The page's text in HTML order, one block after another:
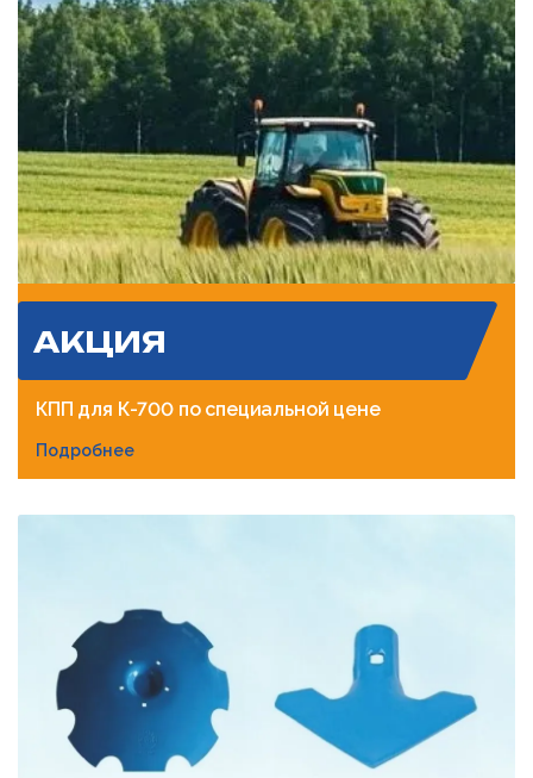
АКЦИЯ
КПП для К-700 по специальной цене
Подробнее